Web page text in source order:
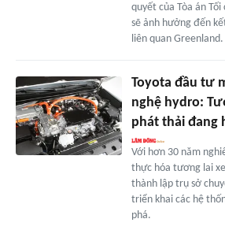
quyết của Tòa án Tối
sẽ ảnh hưởng đến
liên quan Greenland.
Toyota đầu tư
nghệ hydro:
phát thải đang
Với hơn 30 năm
thực hóa tương lai
thành lập trụ sở
triển khai các hệ
phá.